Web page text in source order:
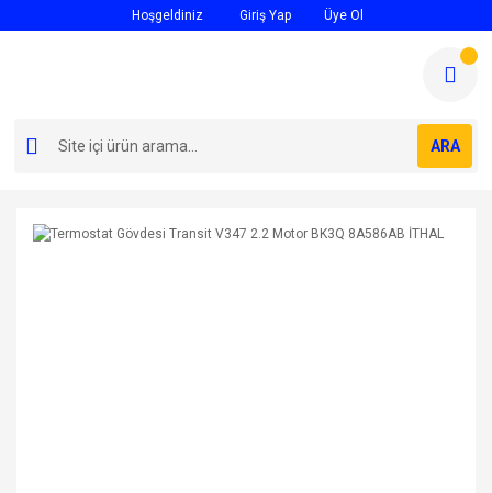
Hoşgeldiniz Giriş Yap Üye Ol
ARA